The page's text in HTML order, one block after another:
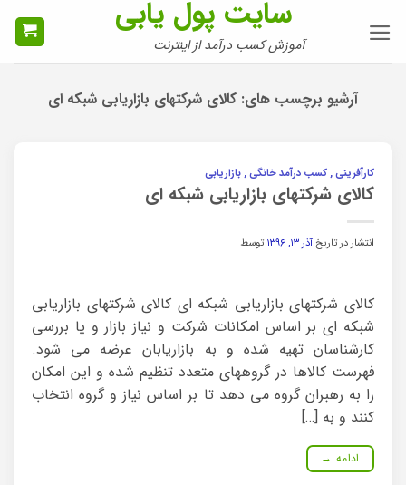
سایت پول یابی
آموزش کسب درآمد از اینترنت
آرشیو برچسب های: کالای شرکتهای بازاریابی شبکه ای
کارآفرینی , کسب درآمد خانگی , بازاریابی
کالای شرکتهای بازاریابی شبکه ای
انتشار در تاریخآذر ۱۳, ۱۳۹۶ توسط
کالای شرکتهای بازاریابی شبکه ای کالای شرکتهای بازاریابی
شبکه ای بر اساس امکانات شرکت و نیاز بازار و یا بررسی
کارشناسان تهیه شده و به بازاریابان عرضه می شود.
فهرست کالاها در گروههای متعدد تنظیم شده و این امکان
را به رهبران گروه می دهد تا بر اساس نیاز و گروه انتخاب
کنند و به […]
ادامه →